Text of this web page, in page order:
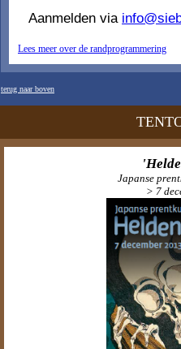
Aanmelden via
Lees meer over de randprogrammering
terug naar boven
Japanse
> 7